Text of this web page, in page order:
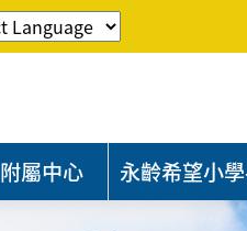
附屬中心 永齡希望小